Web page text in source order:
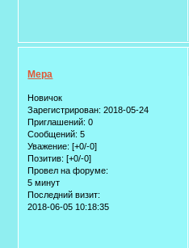
Мера
Новичок
Зарегистрирован: 2018-05-24
Приглашений: 0
Сообщений: 5
Уважение: [+0/-0]
Позитив: [+0/-0]
Провел на форуме:
5 минут
Последний визит:
2018-06-05 10:18:35